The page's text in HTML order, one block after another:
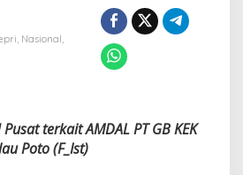
A
n
A
, Nasional,
terkait AMDAL PT GB KEK
Poto (F_Ist)